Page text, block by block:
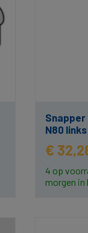
N80
€
4 op
morgen in